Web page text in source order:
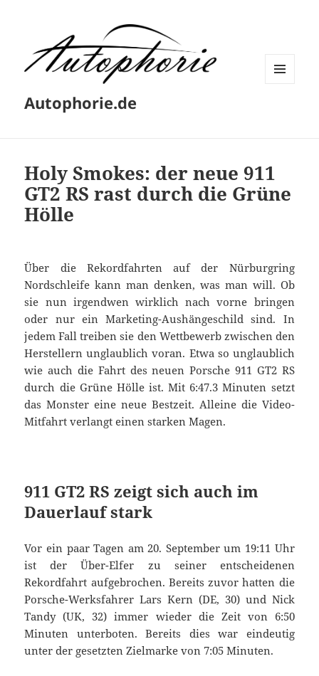
Autophorie.de
Holy Smokes: der neue 911
GT2 RS rast durch die Grüne
Hölle
Über die Rekordfahrten auf der Nürburgring
Nordschleife kann man denken, was man will. Ob
sie nun irgendwen wirklich nach vorne bringen
oder nur ein Marketing-Aushängeschild sind. In
jedem Fall treiben sie den Wettbewerb zwischen den
Herstellern unglaublich voran. Etwa so unglaublich
wie auch die Fahrt des neuen Porsche 911 GT2 RS
durch die Grüne Hölle ist. Mit 6:47.3 Minuten setzt
das Monster eine neue Bestzeit. Alleine die Video-
Mitfahrt verlangt einen starken Magen.
911 GT2 RS zeigt sich auch im
Dauerlauf stark
Vor ein paar Tagen am 20. September um 19:11 Uhr
ist der Über-Elfer zu seiner entscheidenen
Rekordfahrt aufgebrochen. Bereits zuvor hatten die
Porsche-Werksfahrer Lars Kern (DE, 30) und Nick
Tandy (UK, 32) immer wieder die Zeit von 6:50
Minuten unterboten. Bereits dies war eindeutig
unter der gesetzten Zielmarke von 7:05 Minuten.